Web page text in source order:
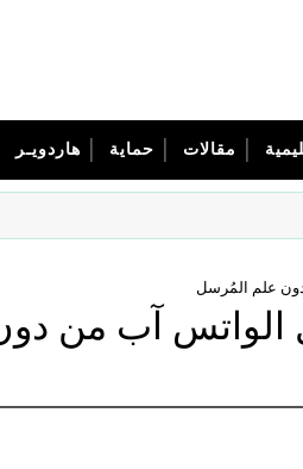
مقالات حماية هاردويـر
علم المُرسل
الواتس آب من